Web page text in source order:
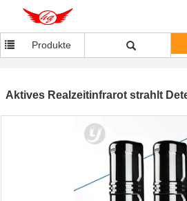
Produkte
Aktives Realzeitinfrarot strahlt